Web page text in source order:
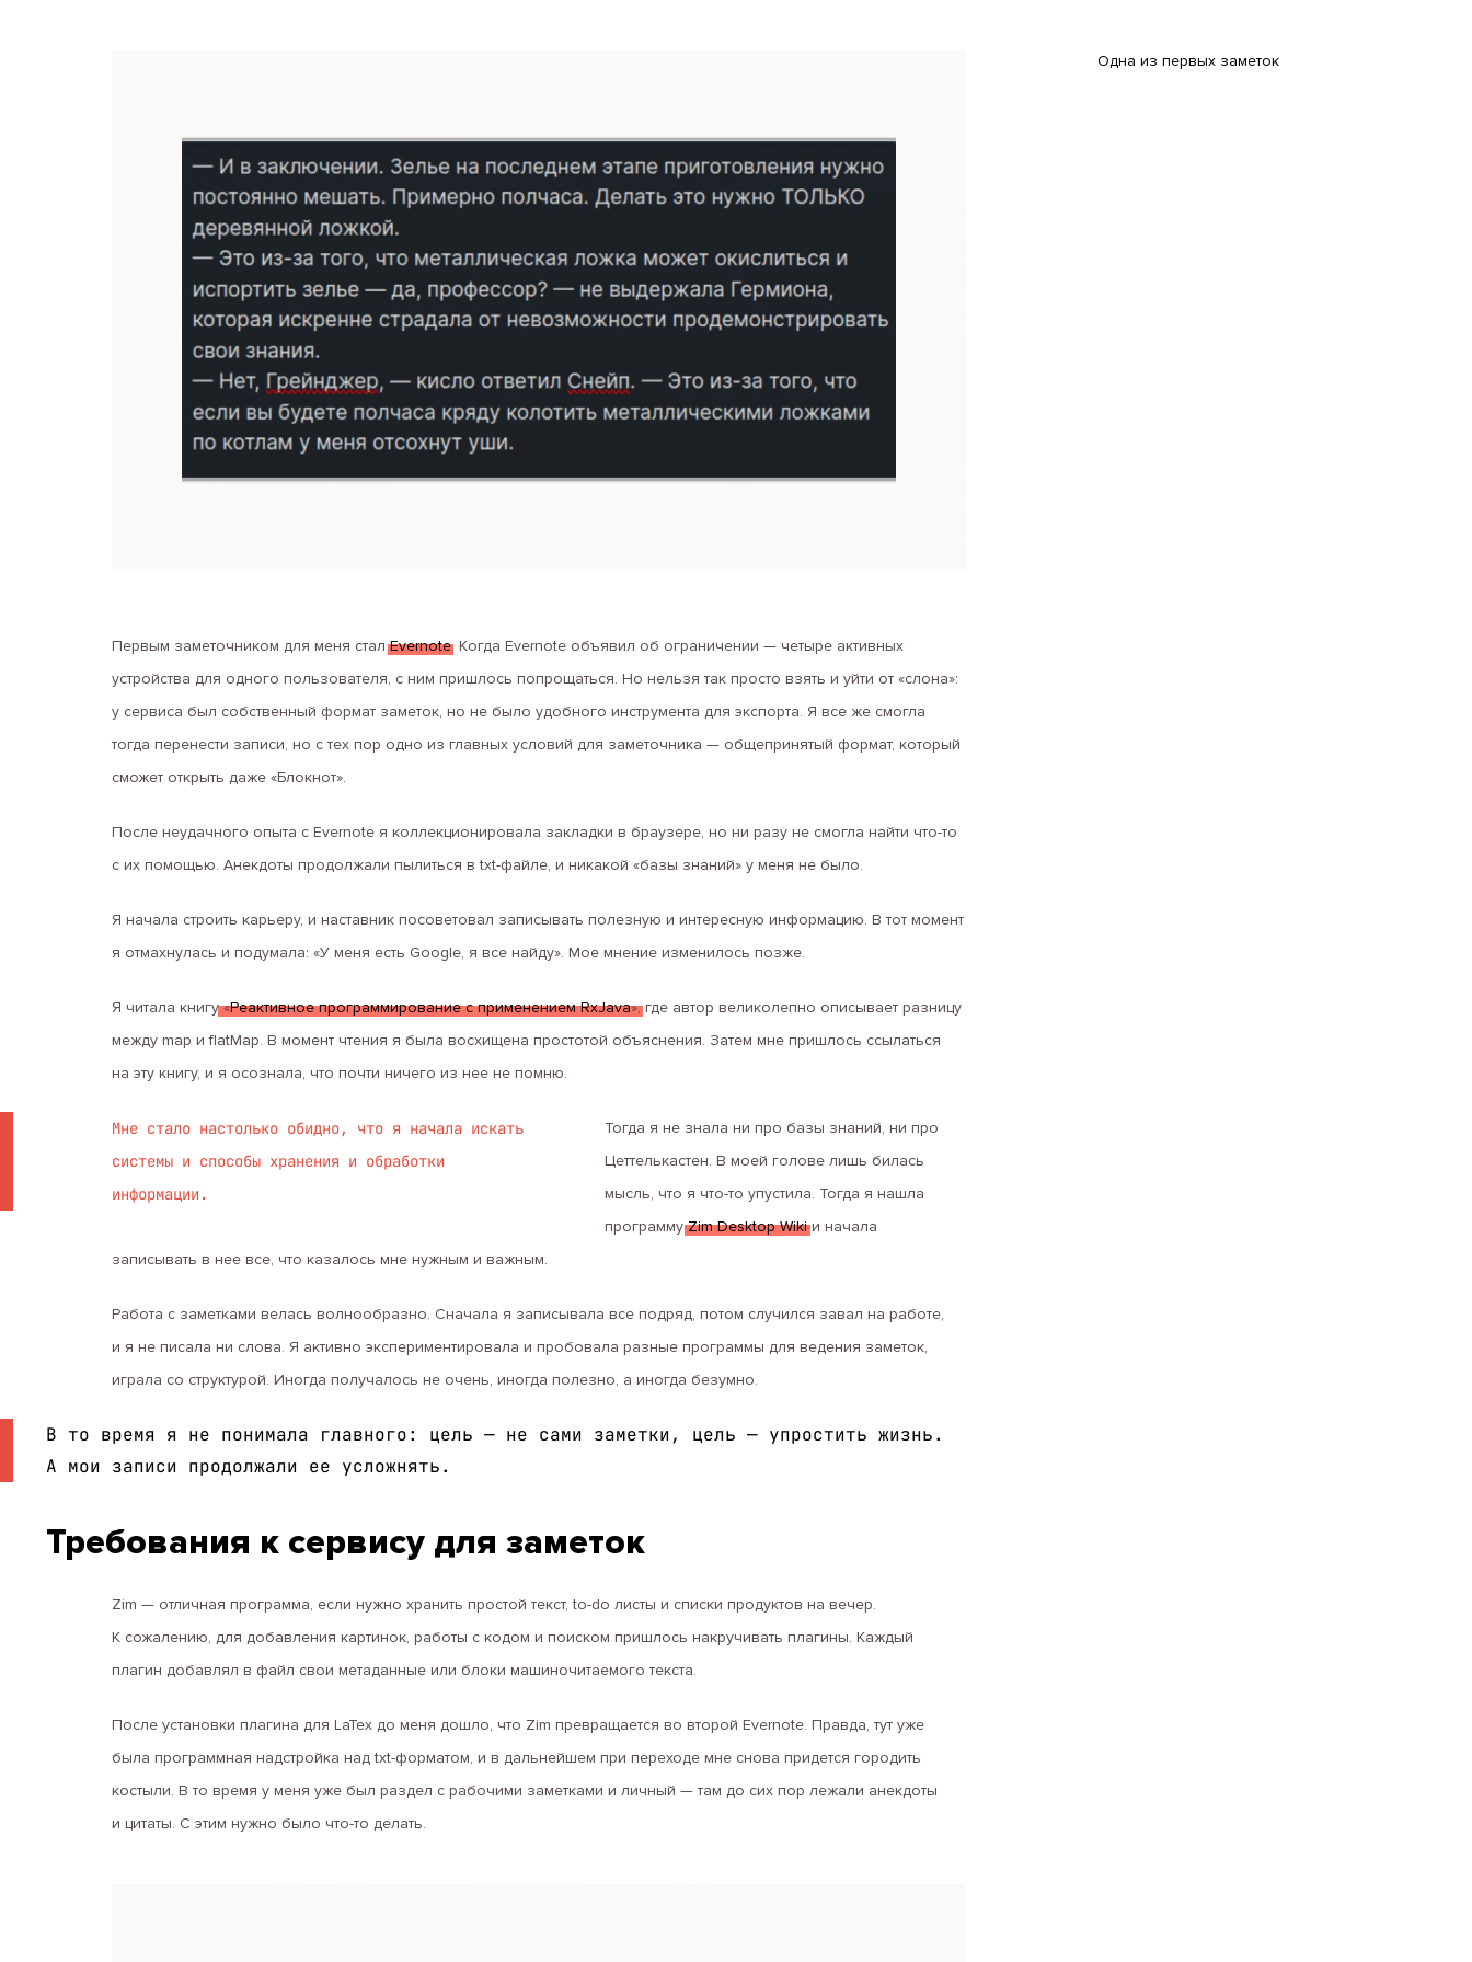
Одна из первых заметок
Первым заметочником для меня сталEvernote. Когда Evernote объявил об ограничении — четыре активных
устройства для одного пользователя, с ним пришлось попрощаться. Но нельзя так просто взять и уйти от «слона»:
у сервиса был собственный формат заметок, но не было удобного инструмента для экспорта. Я все же смогла
тогда перенести записи, но с тех пор одно из главных условий для заметочника — общепринятый формат, который
сможет открыть даже «Блокнот».
После неудачного опыта с Evernote я коллекционировала закладки в браузере, но ни разу не смогла найти что-то
с их помощью. Анекдоты продолжали пылиться в txt-файле, и никакой «базы знаний» у меня не было.
Я начала строить карьеру, и наставник посоветовал записывать полезную и интересную информацию. В тот момент
я отмахнулась и подумала: «У меня есть Google, я все найду». Мое мнение изменилось позже.
Я читала книгу «Реактивное программирование с применением RxJava», где автор великолепно описывает разницу
между map и flatMap. В момент чтения я была восхищена простотой объяснения. Затем мне пришлось ссылаться
на эту книгу, и я осознала, что почти ничего из нее не помню.
Мне стало настолько обидно, что я начала искать
системы и способы хранения и обработки
информации.
Тогда я не знала ни про базы знаний, ни про
Цеттелькастен. В моей голове лишь билась
мысль, что я что-то упустила. Тогда я нашла
программуZim Desktop Wikiи начала
записывать в нее все, что казалось мне нужным и важным.
Работа с заметками велась волнообразно. Сначала я записывала все подряд, потом случился завал на работе,
и я не писала ни слова. Я активно экспериментировала и пробовала разные программы для ведения заметок,
играла со структурой. Иногда получалось не очень, иногда полезно, а иногда безумно.
В то время я не понимала главного: цель — не сами заметки, цель — упростить жизнь.
А мои записи продолжали ее усложнять.
Требования к сервису для заметок
Zim — отличная программа, если нужно хранить простой текст, to-do листы и списки продуктов на вечер.
К сожалению, для добавления картинок, работы с кодом и поиском пришлось накручивать плагины. Каждый
плагин добавлял в файл свои метаданные или блоки машиночитаемого текста.
После установки плагина для LaTex до меня дошло, что Zim превращается во второй Evernote. Правда, тут уже
была программная надстройка над txt-форматом, и в дальнейшем при переходе мне снова придется городить
костыли. В то время у меня уже был раздел с рабочими заметками и личный — там до сих пор лежали анекдоты
и цитаты. С этим нужно было что-то делать.